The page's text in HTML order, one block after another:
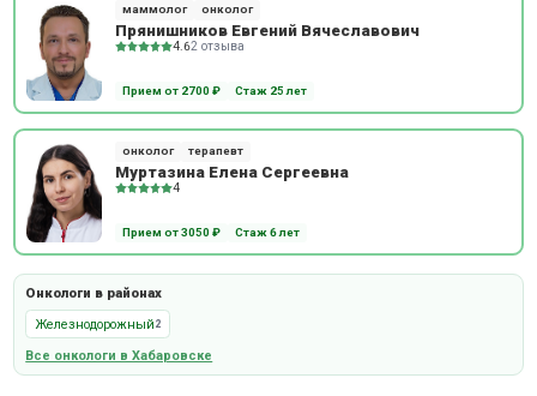
маммолог онколог
Прянишников Евгений Вячеславович
4.62 отзыва
Прием от 2700 ₽ Стаж 25 лет
онколог терапевт
Муртазина Елена Сергеевна
4
Прием от 3050 ₽ Стаж 6 лет
Онкологи в районах
Железнодорожный 2
Все онкологи в Хабаровске